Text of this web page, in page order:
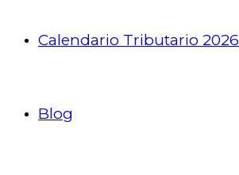
Calendario Tributario 2026
Blog